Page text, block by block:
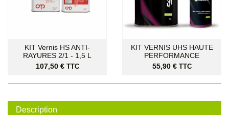
KIT Vernis HS ANTI-
RAYURES 2/1 - 1,5 L
Prix
107,50 € TTC
KIT VERNIS UHS HAUTE
PERFORMANCE
Prix
55,90 € TTC
Description